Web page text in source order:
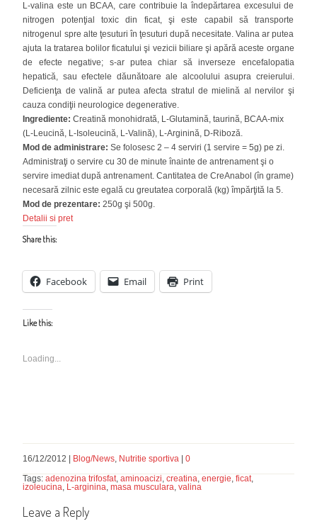
L-valina este un BCAA, care contribuie la îndepărtarea excesului de
nitrogen potenţial toxic din ficat, şi este capabil să transporte
nitrogenul spre alte ţesuturi în ţesuturi după necesitate. Valina ar putea
ajuta la tratarea bolilor ficatului şi vezicii biliare şi apără aceste organe
de efecte negative; s-ar putea chiar să inverseze encefalopatia
hepatică, sau efectele dăunătoare ale alcoolului asupra creierului.
Deficienţa de valină ar putea afecta stratul de mielină al nervilor şi
cauza condiţii neurologice degenerative.
Ingrediente:Creatină monohidrată, L-Glutamină, taurină, BCAA-mix
(L-Leucină, L-Isoleucină, L-Valină), L-Arginină, D-Riboză.
Mod de administrare: Se folosesc 2 – 4 serviri (1 servire = 5g) pe zi.
Administraţi o servire cu 30 de minute înainte de antrenament şi o
servire imediat după antrenament. Cantitatea de CreAnabol (în grame)
necesară zilnic este egală cu greutatea corporală (kg) împărţită la 5.
Mod de prezentare: 250g şi 500g.
Detalii si pret
Share this:
Facebook Email Print
Like this:
Loading...
16/12/2012 | Blog/News, Nutritie sportiva |0
Tags:adenozina trifosfat,aminoacizi,creatina,energie,ficat,
izoleucina, L-arginina,masa musculara,valina
Leave a Reply